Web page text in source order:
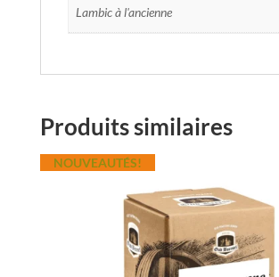
Lambic à l'ancienne
Produits similaires
NOUVEAUTÉS!